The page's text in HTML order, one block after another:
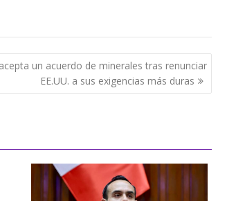
un acuerdo de minerales tras renunciar
EE.UU. a sus exigencias más duras